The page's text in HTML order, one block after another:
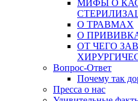
МИФЫ О
О ТРАВМАХ
О
ОТ ЧЕГО
Вопрос-Ответ
Почему так
Пресса о нас